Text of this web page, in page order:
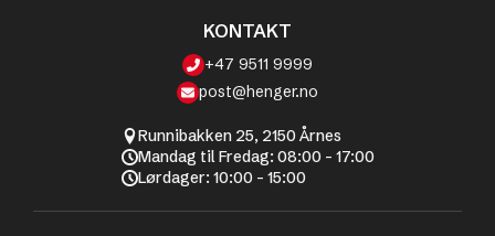
KONTAKT
+47 9511 9999
post@henger.no
Runnibakken 25, 2150 Årnes
Mandag til Fredag: 08:00 - 17:00
Lørdager: 10:00 - 15:00